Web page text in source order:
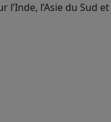
l’Inde, l’Asie du Sud et